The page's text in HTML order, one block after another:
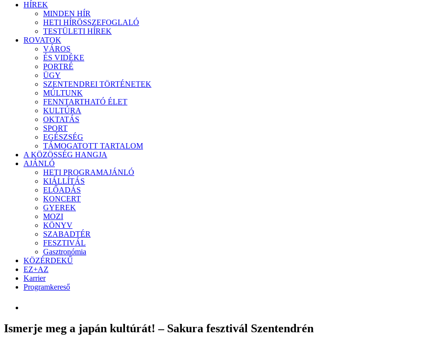
HÍREK
MINDEN HÍR
HETI HÍRÖSSZEFOGLALÓ
TESTÜLETI HÍREK
ROVATOK
VÁROS
ÉS VIDÉKE
PORTRÉ
ÜGY
SZENTENDREI TÖRTÉNETEK
MÚLTUNK
FENNTARTHATÓ ÉLET
KULTÚRA
OKTATÁS
SPORT
EGÉSZSÉG
TÁMOGATOTT TARTALOM
A KÖZÖSSÉG HANGJA
AJÁNLÓ
HETI PROGRAMAJÁNLÓ
KIÁLLÍTÁS
ELŐADÁS
KONCERT
GYEREK
MOZI
KÖNYV
SZABADTÉR
FESZTIVÁL
Gasztronómia
KÖZÉRDEKŰ
EZ+AZ
Karrier
Programkereső
Ismerje meg a japán kultúrát! – Sakura fesztivál Szentendrén